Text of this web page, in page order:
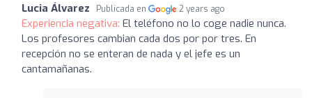
Lucia Álvarez Publicada en 2 years ago
Experiencia negativa: El teléfono no lo coge nadie nunca.
Los profesores cambian cada dos por por tres. En
recepción no se enteran de nada y el jefe es un
cantamañanas.